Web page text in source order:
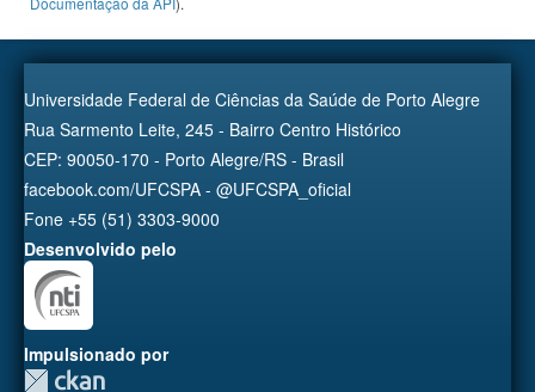
Universidade Federal de Ciências da Saúde de Porto Alegre
Rua Sarmento Leite, 245 - Bairro Centro Histórico
CEP: 90050-170 - Porto Alegre/RS - Brasil
facebook.com/UFCSPA - @UFCSPA_oficial
Fone +55 (51) 3303-9000
Desenvolvido pelo
Impulsionado por